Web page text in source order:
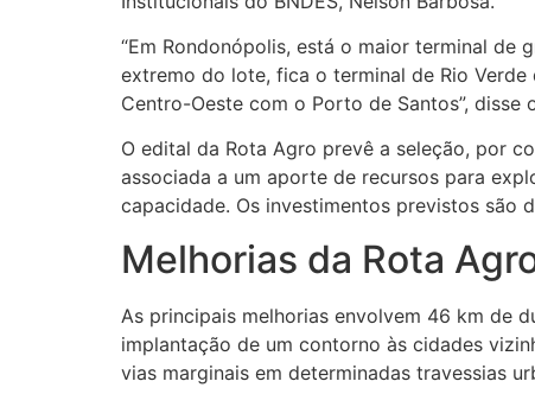
“Em Rondonópolis, está o maior terminal de
extremo do lote, fica o terminal de Rio
Centro-Oeste com o Porto de Santos”, disse
O edital da Rota Agro prevê a seleção, por
associada a um aporte de recursos para
capacidade. Os investimentos previstos são
Melhorias da Rota
As principais melhorias envolvem 46 km de
implantação de um contorno às cidades
vias marginais em determinadas travessias